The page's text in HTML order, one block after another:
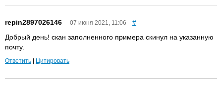
repin2897026146 07 июня 2021, 11:06
#
Добрый день! скан заполненного примера скинул на указанную
почту.
Ответить Цитировать